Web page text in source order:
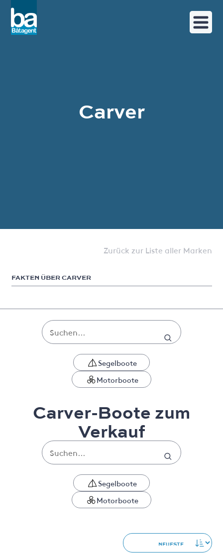
Carver
Zurück zur Liste aller Marken
FAKTEN ÜBER CARVER
Segelboote
Motorboote
Carver-Boote zum
Verkauf
Segelboote
Motorboote